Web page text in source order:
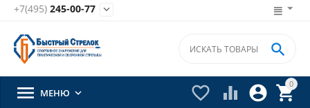
+7(495) 245-00-77 
0


 

 МЕНЮ 